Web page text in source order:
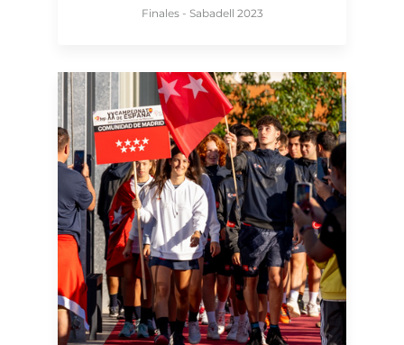
Finales - Sabadell 2023